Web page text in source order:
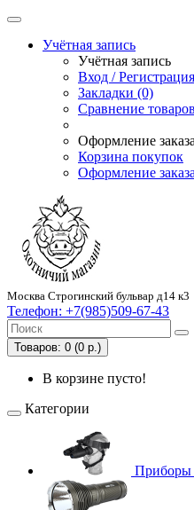
Учётная запись
Учётная запись
Вход / Регистрация
Закладки (0)
Сравнение
Оформление заказа
Корзина покупок
Оформление заказа
Москва Строгинский бульвар д14 к3
Телефон: +7(985)509-67-43
Товаров: 0 (0 р.)
В корзине пусто!
Категории
Приборы